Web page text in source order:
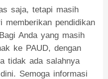
saja, tetapi masih
memberikan pendidikan
Anda yang masih
ke PAUD, dengan
tidak ada salahnya
Semoga informasi